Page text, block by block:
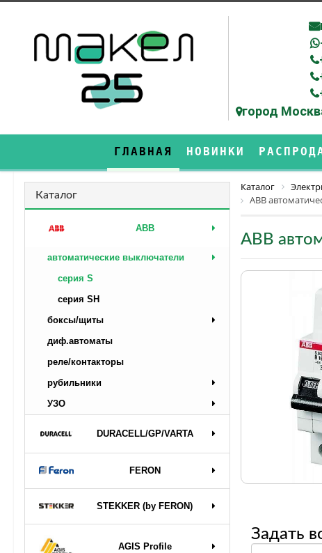
город
ГЛАВНАЯ НОВИНКИ
Каталог
ABB
автоматические выключатели
серия S
серия SH
боксы/щиты
диф.автоматы
реле/контакторы
рубильники
УЗО
DURAСELL/GP/VARTA
FERON
STEKKER (by FERON)
AGIS Profile
Каталог
ABB
ABB
Задать